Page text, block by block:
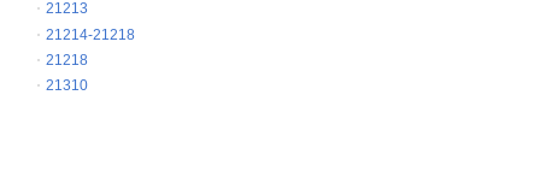
21213
21214-21218
21218
21310